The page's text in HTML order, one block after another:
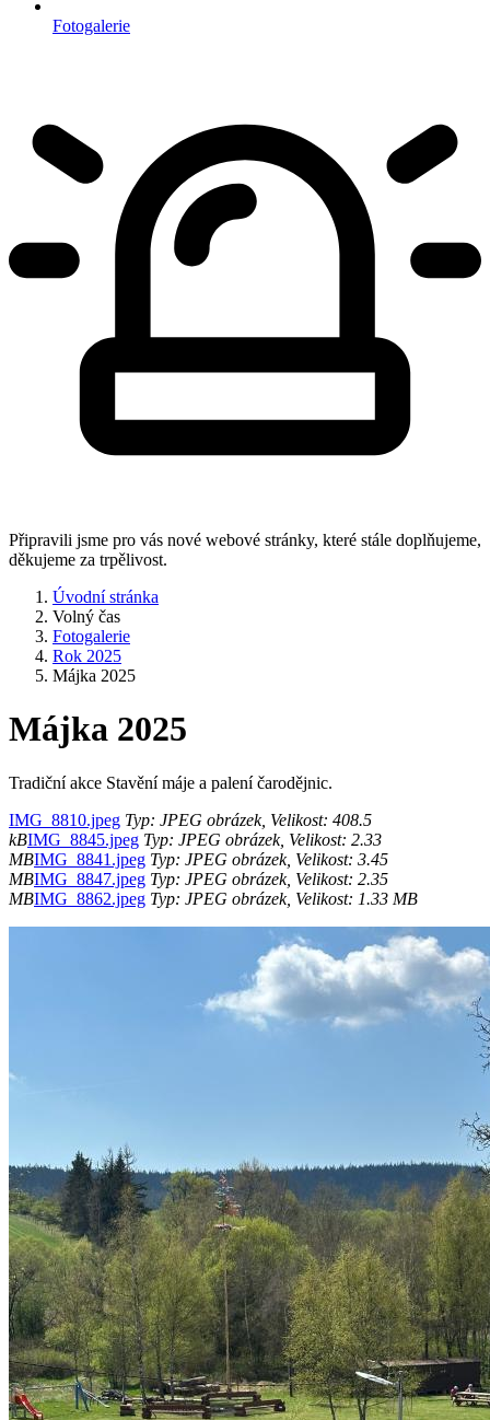
Fotogalerie
Připravili jsme pro vás nové webové stránky, které stále doplňujeme,
děkujeme za trpělivost.
Úvodní stránka
Volný čas
Fotogalerie
Rok 2025
Májka 2025
Májka 2025
Tradiční akce Stavění máje a palení čarodějnic.
IMG_8810.jpeg Typ: JPEG obrázek, Velikost: 408.5
kBIMG_8845.jpeg Typ: JPEG obrázek, Velikost: 2.33
MBIMG_8841.jpeg Typ: JPEG obrázek, Velikost: 3.45
MBIMG_8847.jpeg Typ: JPEG obrázek, Velikost: 2.35
MBIMG_8862.jpeg Typ: JPEG obrázek, Velikost: 1.33 MB